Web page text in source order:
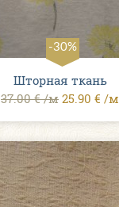
-30%
Шторная ткань
37.00 € /м 25.90 € /м